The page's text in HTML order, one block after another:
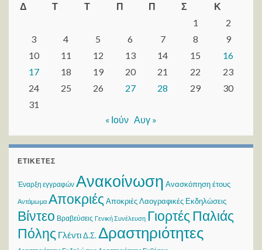
Δ
Τ Τ Π Π Σ
Κ
1
2
3
4 5 6 7 8
9
10
11 12 13 14 15
16
17
18 19 20 21 22
23
24
25 26 27 28 29
30
31
« Ιούν Αυγ »
ΕΤΙΚΈΤΕΣ
Έναρξη εγγραφών Ανακοίνωση Ανασκόπηση έτους
Αντάμωμα Αποκριές Αποκριές Λαογραφικές Εκδηλώσεις
Βίντεο Βραβεύσεις Γενική Συνέλευση Γιορτές Παλιάς
Πόλης ΓλέντιΔ.Σ. Δραστηριότητες